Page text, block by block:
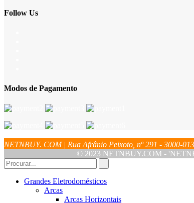
Follow Us
Modos de Pagamento
NETNBUY. COM | Rua Afrânio Peixoto, nº 291 - 3000-
© 2023 NETNBUY.COM -
Grandes Eletrodomésticos
Arcas
Arcas Horizontais